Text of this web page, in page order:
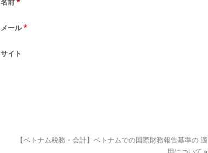
名前*
メール*
サイト
【ベトナム税務・会計】ベトナムでの国際財務報告基準の 適